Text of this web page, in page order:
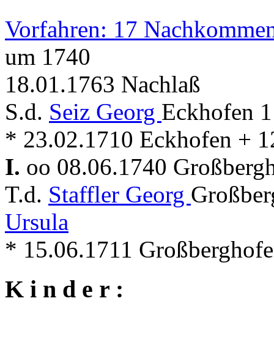
Vorfahren: 17
um 1740
18.01.1763 Nachlaß
S.d. Seiz Georg Eckhofen
* 23.02.1710 Eckhofen +
I. oo 08.06.1740
T.d. Staffler Georg
Ursula
* 15.06.1711
K i n d e r :